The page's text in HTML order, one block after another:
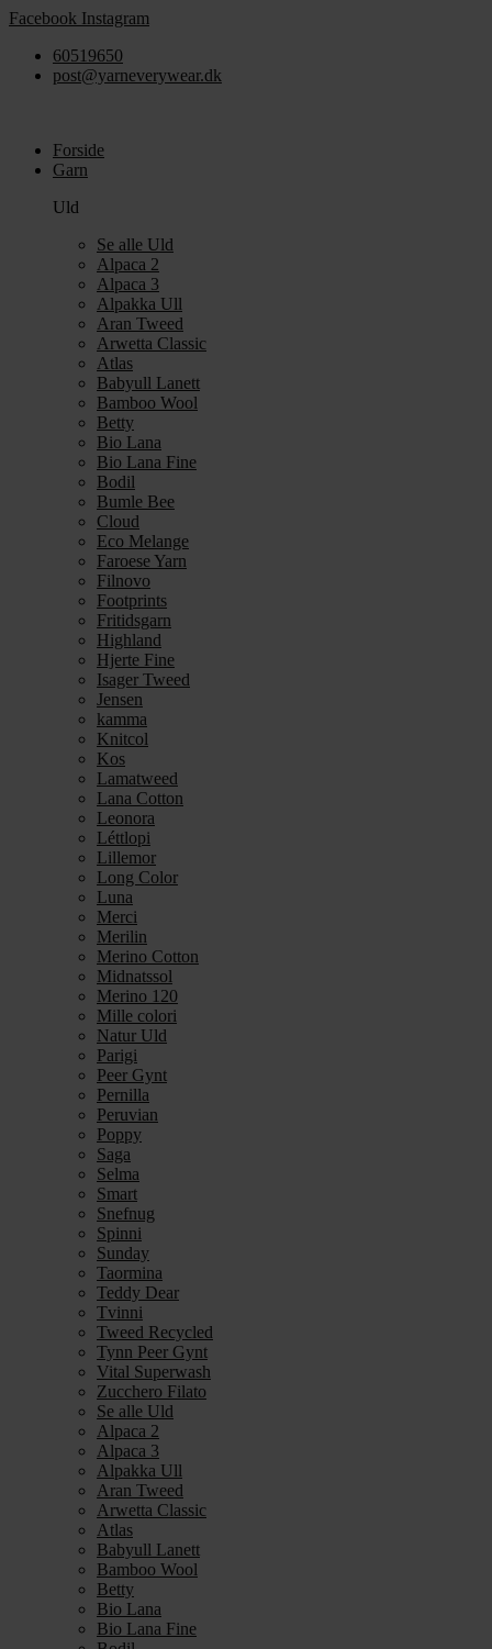
Videre
indhold
Facebook Instagram
60519650
post@yarneverywear.dk
Forside
Garn
Uld
Se alle Uld
Alpaca 2
Alpaca 3
Alpakka Ull
Aran Tweed
Arwetta Classic
Atlas
Babyull Lanett
Bamboo Wool
Betty
Bio Lana
Bio Lana Fine
Bodil
Bumle Bee
Cloud
Eco Melange
Faroese Yarn
Filnovo
Footprints
Fritidsgarn
Highland
Hjerte Fine
Isager Tweed
Jensen
kamma
Knitcol
Kos
Lamatweed
Lana Cotton
Leonora
Léttlopi
Lillemor
Long Color
Luna
Merci
Merilin
Merino Cotton
Midnatssol
Merino 120
Mille colori
Natur Uld
Parigi
Peer Gynt
Pernilla
Peruvian
Poppy
Saga
Selma
Smart
Snefnug
Spinni
Sunday
Taormina
Teddy Dear
Tvinni
Tweed Recycled
Tynn Peer Gynt
Vital Superwash
Zucchero Filato
Se alle Uld
Alpaca 2
Alpaca 3
Alpakka Ull
Aran Tweed
Arwetta Classic
Atlas
Babyull Lanett
Bamboo Wool
Betty
Bio Lana
Bio Lana Fine